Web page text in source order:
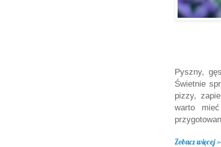
Pyszny,
Świetnie
pizzy,
warto
Zobacz więcej »